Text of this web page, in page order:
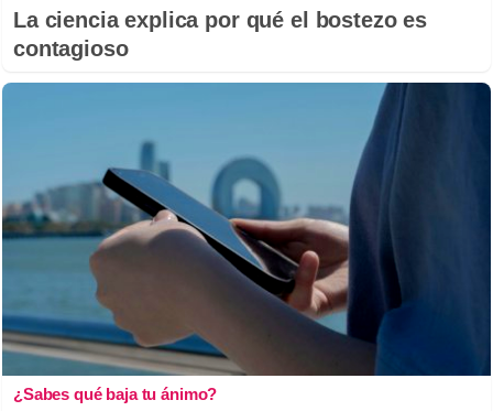
La ciencia explica por qué el bostezo es
contagioso
¿Sabes qué baja tu ánimo?